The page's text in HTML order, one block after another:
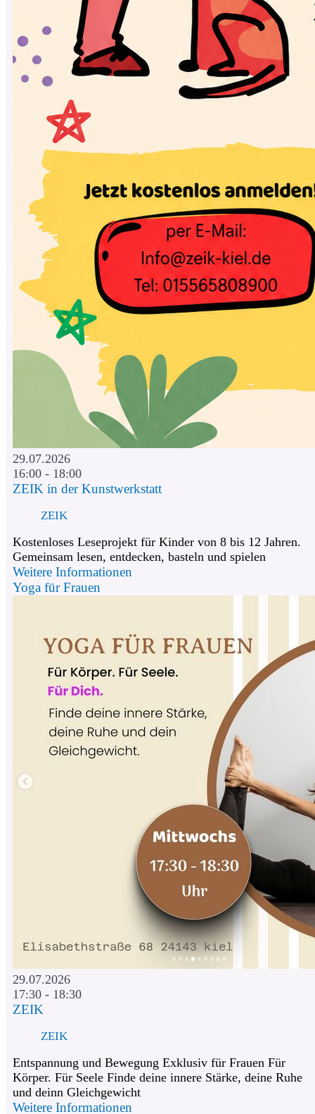
29.07.2026
16:00 - 18:00
ZEIK in der Kunstwerkstatt
ZEIK
Kostenloses Leseprojekt für Kinder von 8 bis 12 Jahren.
Gemeinsam lesen, entdecken, basteln und spielen
Weitere Informationen
Yoga für Frauen
29.07.2026
17:30 - 18:30
ZEIK
ZEIK
Entspannung und Bewegung Exklusiv für Frauen Für
Körper. Für Seele Finde deine innere Stärke, deine Ruhe
und deinn Gleichgewicht
Weitere Informationen